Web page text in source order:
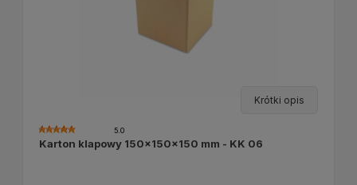
Krótki opis
Karton klapowy 150x150x150 mm - KK 06
5.0